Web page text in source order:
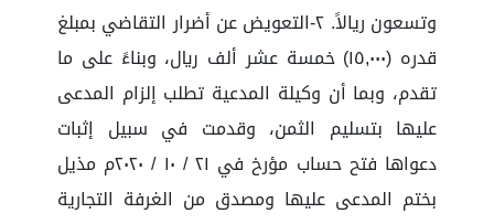
وتسعون ريالاً. ٢-التعويض عن أضرار التقاضي بمبلغ
قدره (١٥,٠٠٠) خمسة عشر ألف ريال، وبناءً على ما
تقدم، وبما أن وكيلة المدعية تطلب إلزام المدعى
عليها بتسليم الثمن، وقدمت في سبيل إثبات
دعواها فتح حساب مؤرخ في ٢١ / ١٠ / ٢٠٢٠م مذيل
بختم المدعى عليها ومصدق من الغرفة التجارية